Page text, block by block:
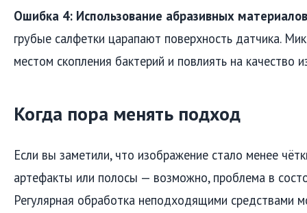
Ошибка 4: Использование абразивных материалов
грубые салфетки царапают поверхность датчика.
местом скопления бактерий и повлиять на качество
Когда пора менять подход
Если вы заметили, что изображение стало менее
артефакты или полосы — возможно, проблема в
Регулярная обработка неподходящими средствами